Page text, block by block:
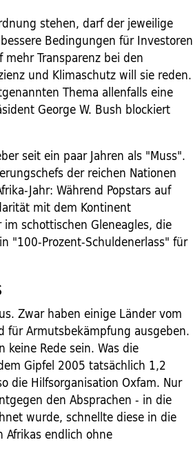
stehen, darf der jeweilige
Bedingungen für Investoren
Transparenz bei den
und Klimaschutz will sie reden.
Thema allenfalls eine
George W. Bush blockiert
seit ein paar Jahren als "Muss".
der reichen Nationen
Jahr: Während Popstars auf
mit dem Kontinent
schottischen Gleneagles, die
"100-Prozent-Schuldenerlass" für
Zwar haben einige Länder vom
für Armutsbekämpfung ausgeben.
Rede sein. Was die
Gipfel 2005 tatsächlich 1,2
die Hilfsorganisation Oxfam. Nur
den Absprachen - in die
wurde, schnellte diese in die
Afrikas endlich ohne